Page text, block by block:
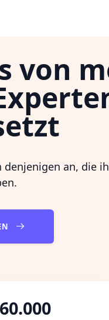
von
denjenigen an, die